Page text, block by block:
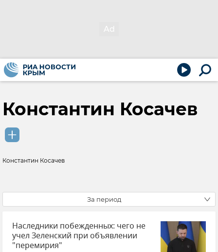
Константин Косачев
Константин Косачев
За период
Наследники побежденных: чего не
учел Зеленский при объявлении
"перемирия"